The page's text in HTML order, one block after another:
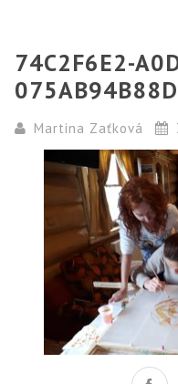
74C2F6E2-
Martina Zaťková